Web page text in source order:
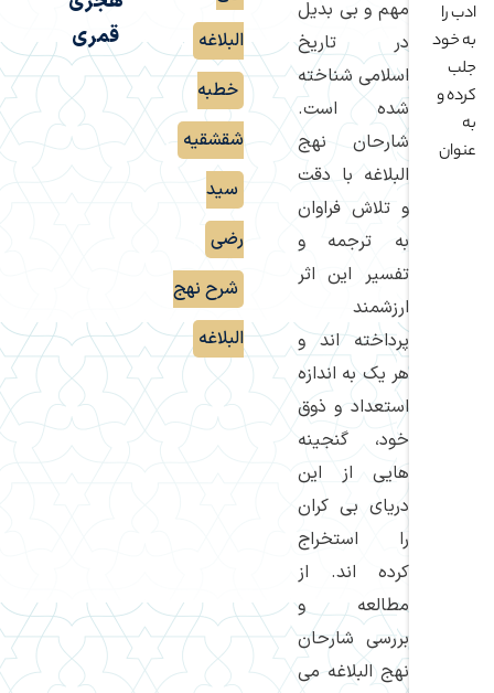
ادب را
به خود
جلب
کرده و
به
عنوان
مهم و بی بدیل
در تاریخ
اسلامی شناخته
شده است.
شارحان نهج
البلاغه با دقت
و تلاش فراوان
به ترجمه و
تفسیر این اثر
ارزشمند
پرداخته اند و
هر یک به اندازه
استعداد و ذوق
خود، گنجینه
هایی از این
دریای بی کران
را استخراج
کرده اند. از
مطالعه و
بررسی شارحان
نهج البلاغه می
البلاغه ,
خطبه
شقشقیه
,
سید
رضی
شرح نهج
البلاغه
قمری